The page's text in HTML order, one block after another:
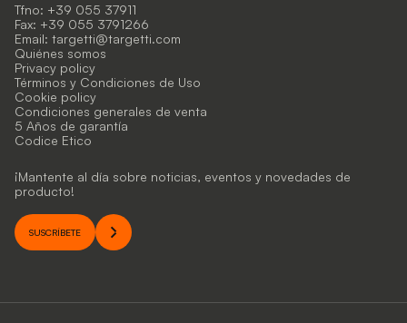
Tfno: +39 055 37911
Fax: +39 055 3791266
Email: targetti@targetti.com
Quiénes somos
Privacy policy
Términos y Condiciones de Uso
Cookie policy
Condiciones generales de venta
5 Años de garantía
Codice Etico
¡Mantente al día sobre noticias, eventos y novedades de
producto!
SUSCRÍBETE